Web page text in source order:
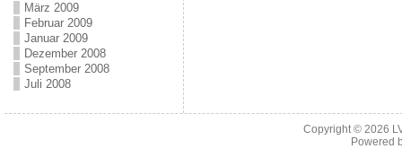
März 2009
Februar 2009
Januar 2009
Dezember 2008
September 2008
Juli 2008
Copyright © 2026
Powered